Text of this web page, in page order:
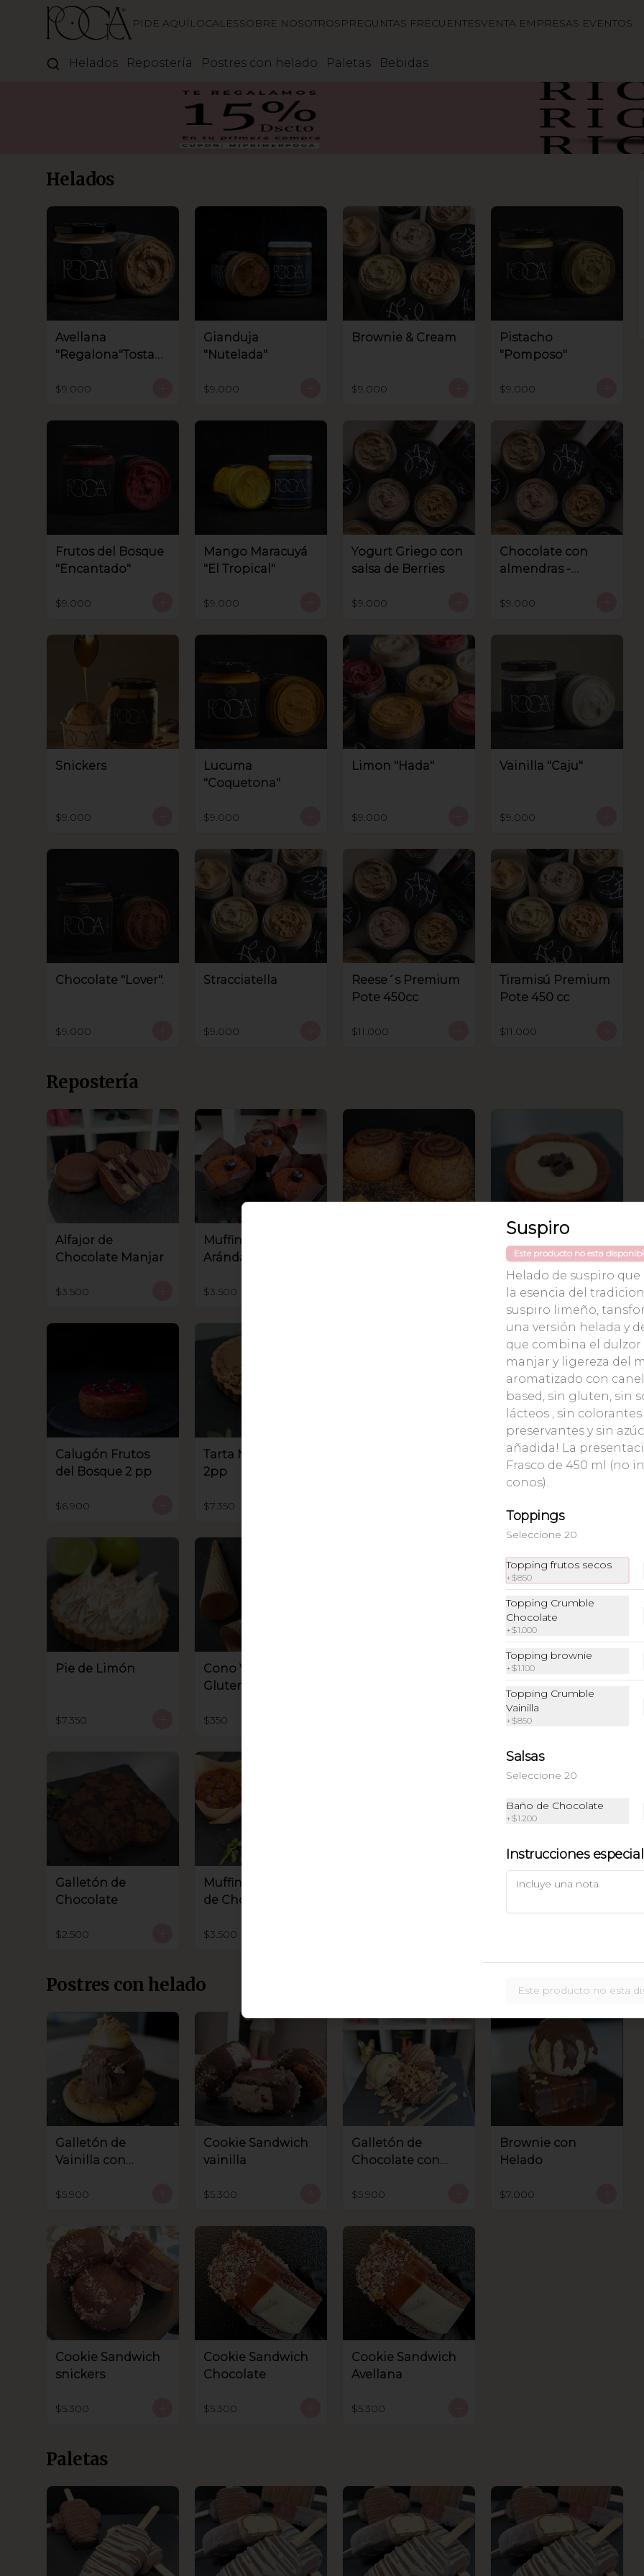
PIDE AQUÍ LOCALESSOBRE NOSOTROSPREGUNTAS FRECUENTESVENTA EMPRESAS EVENTOS
Helados Repostería Postres con helado Paletas Bebidas
Helados
Avellana
"Regalona"Tostad
$9.000
Gianduja
"Nutelada"
$9.000
Brownie & Cream
$9.000
Pistacho
"Pomposo"
$9.000
Frutos del Bosque
"Encantado"
$9.000
Mango Maracuyá
"El Tropical"
$9.000
Yogurt Griego con
salsa de Berries
$9.000
Chocolate con
almendras -
$9.000
Snickers
$9.000
Lucuma
"Coquetona"
$9.000
Limon "Hada"
$9.000
Vainilla "Caju"
$9.000
Chocolate "Lover".
$9.000
Stracciatella
$9.000
Reese´s Premium
Pote 450cc
$11.000
Tiramisú Premium
Pote 450 cc
$11.000
Repostería
Alfajor de
Chocolate Manjar
$3.500
Muffin de
Arándanos
$3.500
Calugón Manjar
de Coco 2pp
$6.900
Calugón Frutos
del Bosque 2 pp
$6.900
Tarta Manjar Nuez
2pp
$7.350
Tarta Frutos del
Boque Encantado
Pie de Limón
$7.350
Cono Vegano con
Gluten y soya
$350
Galletón Vainilla
Chocolate
$2.500
Galletón de
Chocolate
$2.500
Muffin con Chips
de Chocolate
$3.500
Postres con helado
Galletón de
Vainilla con
$5.900
Cookie Sandwich
vainilla
$5.300
Galletón de
Chocolate con
$5.900
Brownie con
Helado
$7.000
Cookie Sandwich
snickers
$5.300
Cookie Sandwich
Chocolate
$5.300
Cookie Sandwich
Avellana
$5.300
Paletas
Suspiro
Este producto no esta
Helado de suspiro que
la esencia del
suspiro limeño,
una versión helada y
que combina el dulzor
manjar y ligereza del
aromatizado con
based, sin gluten, sin
lácteos , sin colorantes
preservantes y sin
añadida! La
Frasco de 450 ml (no
conos).
Toppings
Seleccione 20
Topping frutos secos
+$850
Topping Crumble
Chocolate
+$1.000
Topping brownie
+$1.100
Topping Crumble
Vainilla
+$850
Salsas
Seleccione 20
Baño de Chocolate
+$1.200
Instrucciones
Este producto no esta